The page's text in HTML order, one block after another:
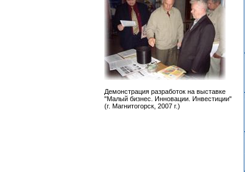
Демонстрация разработок на выставке
"Малый бизнес. Инновации. Инвестиции"
(г. Магнитогорск, 2007 г.)